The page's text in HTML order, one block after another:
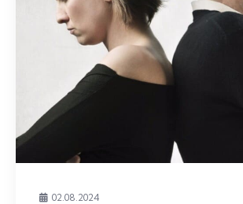
02.08.2024